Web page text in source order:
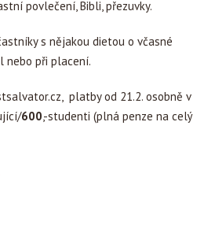
povlečení, Bibli, přezuvky.
s nějakou dietou o včasné
nebo při placení.
, platby od 21.2. osobně v
600,-studenti (plná penze na celý